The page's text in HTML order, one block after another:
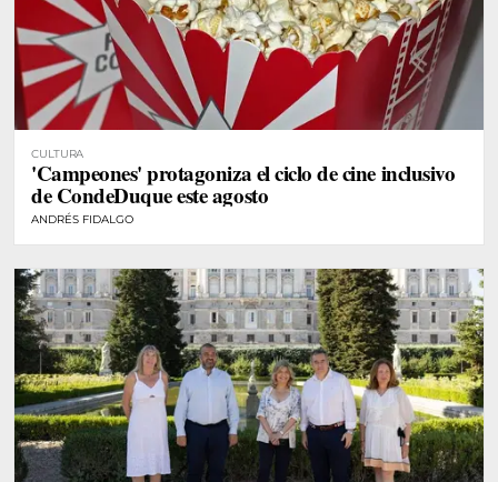
CULTURA
'Campeones' protagoniza el ciclo de cine inclusivo
de CondeDuque este agosto
ANDRÉS FIDALGO